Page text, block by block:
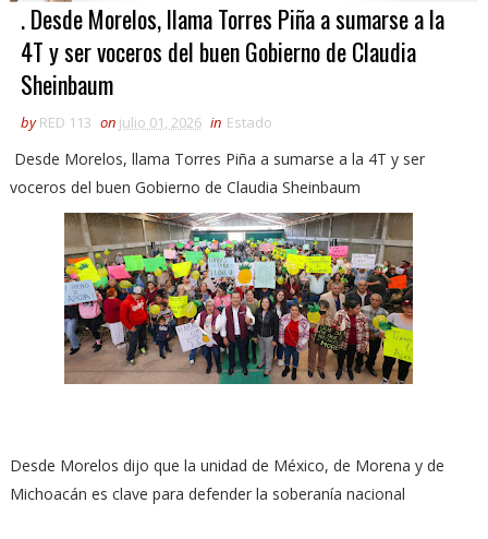
. Desde Morelos, llama Torres Piña a sumarse a la
4T y ser voceros del buen Gobierno de Claudia
Sheinbaum
by RED 113 on julio 01, 2026 in Estado
Desde Morelos, llama Torres Piña a sumarse a la 4T y ser
voceros del buen Gobierno de Claudia Sheinbaum
Desde Morelos dijo que la unidad de México, de Morena y de
Michoacán es clave para defender la soberanía nacional